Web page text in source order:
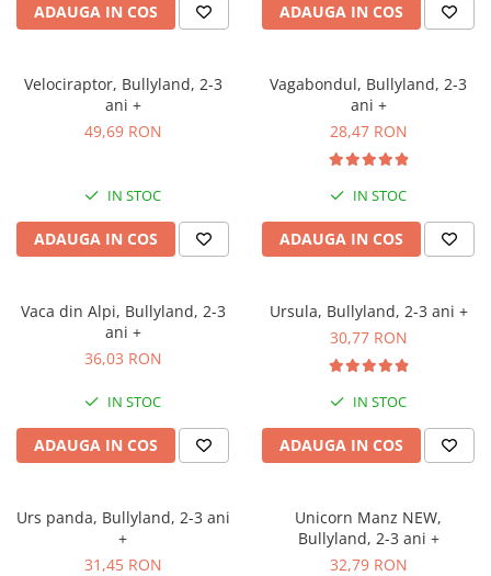
ADAUGA IN COS ADAUGA IN COS
Velociraptor, Bullyland, 2-3
ani +
49,69 RON
IN STOC
ADAUGA IN COS
Vagabondul, Bullyland, 2-3
ani +
28,47 RON
IN STOC
ADAUGA IN COS
Vaca din Alpi, Bullyland, 2-3
ani +
36,03 RON
IN STOC
ADAUGA IN COS
Ursula, Bullyland, 2-3 ani +
30,77 RON
IN STOC
ADAUGA IN COS
Urs panda, Bullyland, 2-3 ani
+
31,45 RON
Unicorn Manz NEW,
Bullyland, 2-3 ani +
32,79 RON